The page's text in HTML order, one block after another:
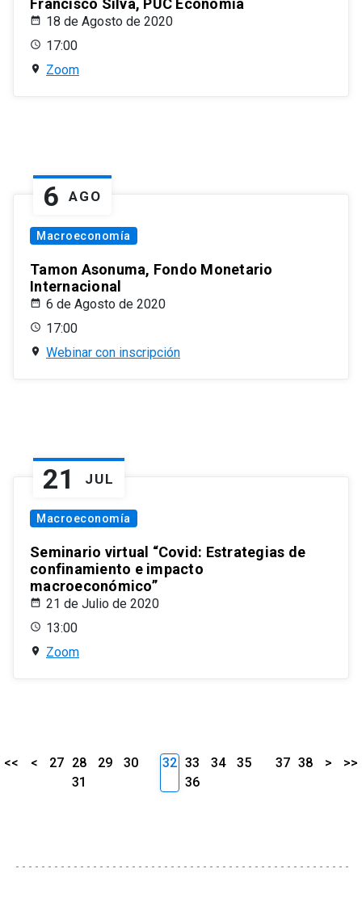
Francisco Silva, PUC Economía
18 de Agosto de 2020
17:00
Zoom
6 AGO
Macroeconomía
Tamon Asonuma, Fondo Monetario
Internacional
6 de Agosto de 2020
17:00
Webinar con inscripción
21 JUL
Macroeconomía
Seminario virtual “Covid: Estrategias de
confinamiento e impacto
macroeconómico”
21 de Julio de 2020
13:00
Zoom
<< < 27 28 29
30
31
32 33 34
35
36
37 38 > >>